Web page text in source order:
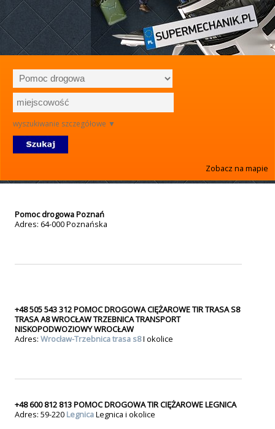
wyszukiwanie szczegółowe ▼
Zobacz na mapie
Pomoc drogowa Poznań
Adres: 64-000Poznańska
+48 505 543 312 POMOC DROGOWA CIĘŻAROWE TIR TRASA S8
TRASA A8 WROCŁAW TRZEBNICA TRANSPORT
NISKOPODWOZIOWY WROCŁAW
Adres: Wrocław-Trzebnica trasa s8I okolice
+48 600 812 813 POMOC DROGOWA TIR CIĘŻAROWE LEGNICA
Adres: 59-220 LegnicaLegnica i okolice